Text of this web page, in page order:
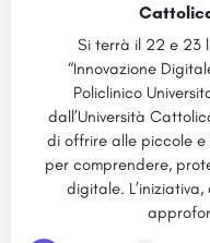
Si terrà il 22 e 23
“Innovazione
Policlinico
dall’Università
di offrire alle piccole e
per comprendere,
digitale.